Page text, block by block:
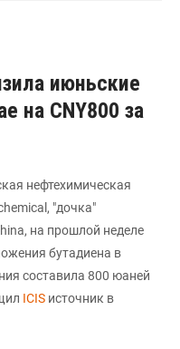
июньские
на CNY800 за
нефтехимическая
"дочка"
на прошлой неделе
бутадиена в
составила 800 юаней
ICIS источник в